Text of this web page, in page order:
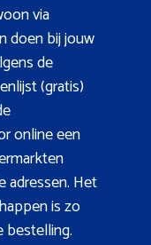
via
doen bij jouw
de
(gratis)
online een
adressen. Het
is zo
bestelling.